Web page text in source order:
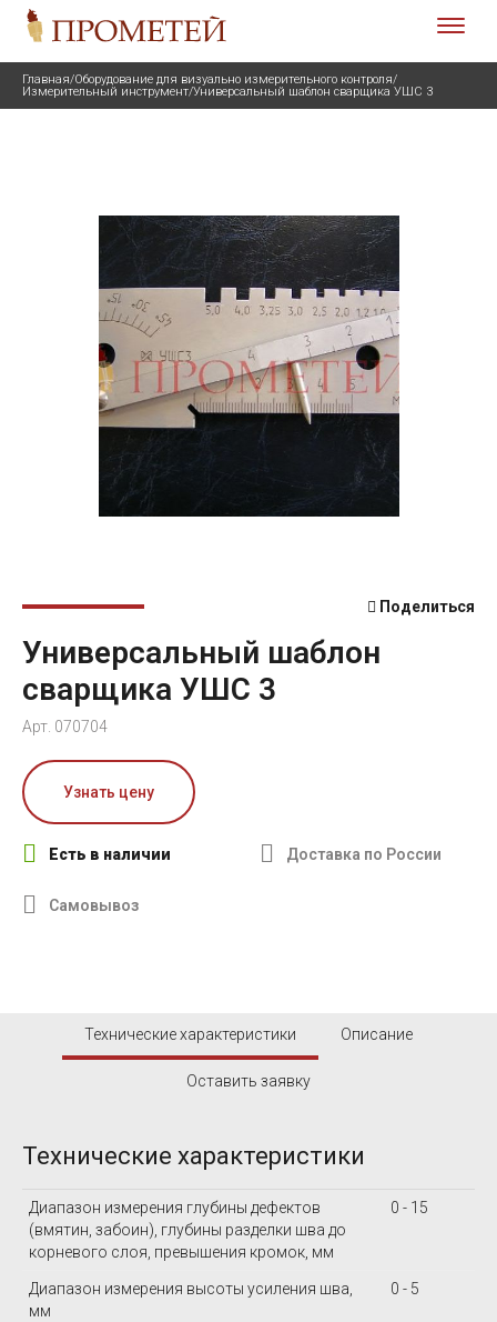
Главная/Оборудование для визуально измерительного контроля/
Измерительный инструмент/Универсальный шаблон сварщика УШС 3
Поделиться
Универсальный шаблон
сварщика УШС 3
Арт. 070704
Узнать цену
Есть в наличии Доставка по России
Самовывоз
Технические характеристики Описание
Оставить заявку
Технические характеристики
Диапазон измерения глубины дефектов
(вмятин, забоин), глубины разделки шва до
корневого слоя, превышения кромок, мм
0 - 15
Диапазон измерения высоты усиления шва,
мм
0 - 5